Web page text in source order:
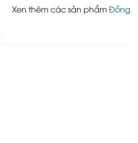
Xen thêm các sản phẩm Đồng